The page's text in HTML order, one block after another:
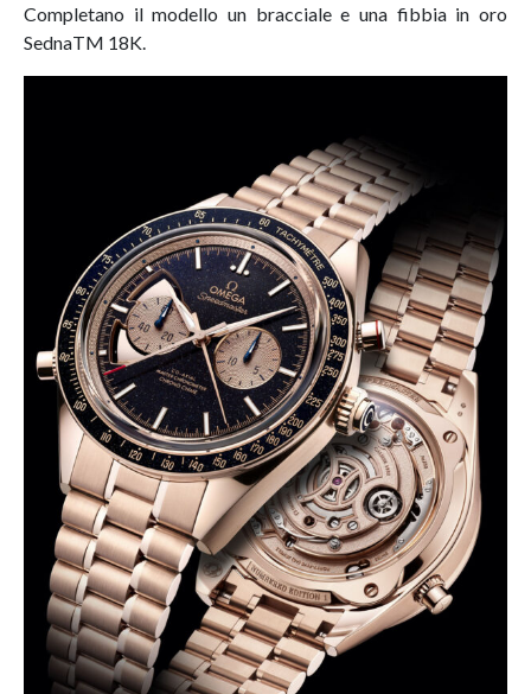
Completano il modello un bracciale e una fibbia in oro
SednaTM 18K.